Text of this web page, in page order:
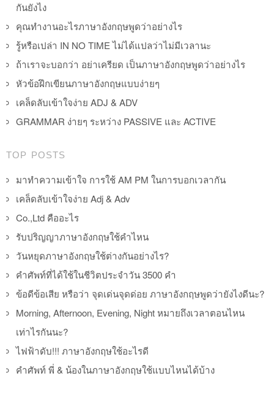
กันยังไง
คุณทำงานอะไรภาษาอังกฤษพูดว่าอย่างไร
รู้หรือเปล่า IN NO TIME ไม่ได้แปลว่าไม่มีเวลานะ
ถ้าเราจะบอกว่า อย่าเครียด เป็นภาษาอังกฤษพูดว่าอย่างไร
หัวข้อฝึกเขียนภาษาอังกฤษแบบง่ายๆ
เคล็ดลับเข้าใจง่าย ADJ & ADV
GRAMMAR ง่ายๆ ระหว่าง PASSIVE และ ACTIVE
TOP POSTS
มาทำความเข้าใจ การใช้ AM PM ในการบอกเวลากัน
เคล็ดลับเข้าใจง่าย Adj & Adv
Co.,Ltd คืออะไร
รับปริญญาภาษาอังกฤษใช้คำไหน
วันหยุดภาษาอังกฤษใช้ต่างกันอย่างไร?
คำศัพท์ที่ได้ใช้ในชีวิตประจำวัน 3500 คำ
ข้อดีข้อเสีย หรือว่า จุดเด่นจุดด่อย ภาษาอังกฤษพูดว่ายังไงดีนะ?
Morning, Afternoon, Evening, Night หมายถึงเวลาตอนไหน
เท่าไรกันนะ?
ไฟฟ้าดับ!!! ภาษาอังกฤษใช้อะไรดี
คำศัพท์ พี่ & น้องในภาษาอังกฤษใช้แบบไหนได้บ้าง